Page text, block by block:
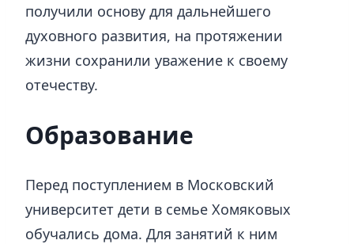
получили основу для дальнейшего
духовного развития, на протяжении
жизни сохранили уважение к своему
отечеству.
Образование
Перед поступлением в Московский
университет дети в семье Хомяковых
обучались дома. Для занятий к ним